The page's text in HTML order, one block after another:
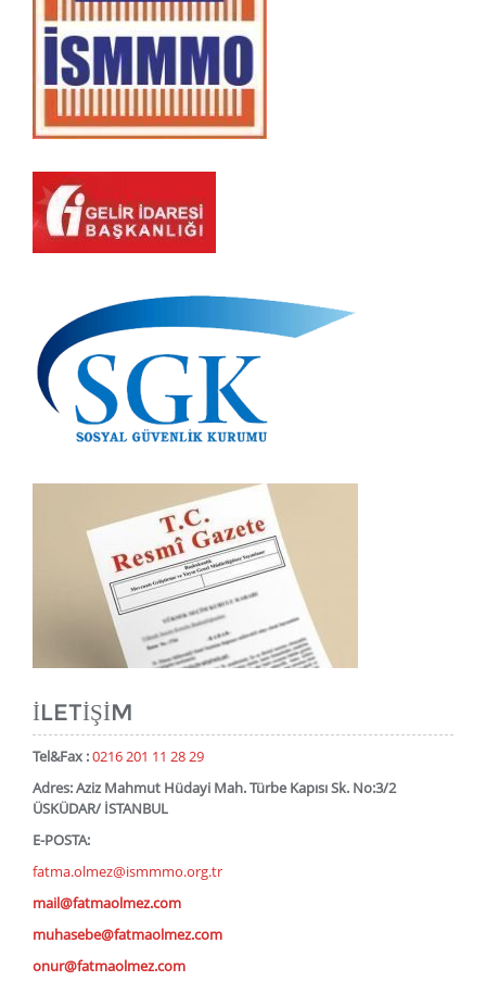
İLETIŞIM
Tel&Fax :0216 201 11 28 29
Adres: Aziz Mahmut Hüdayi Mah. Türbe Kapısı Sk. No:3/2
ÜSKÜDAR/ İSTANBUL
E-POSTA:
fatma.olmez@ismmmo.org.tr
mail@fatmaolmez.com
muhasebe@fatmaolmez.com
onur@fatmaolmez.com